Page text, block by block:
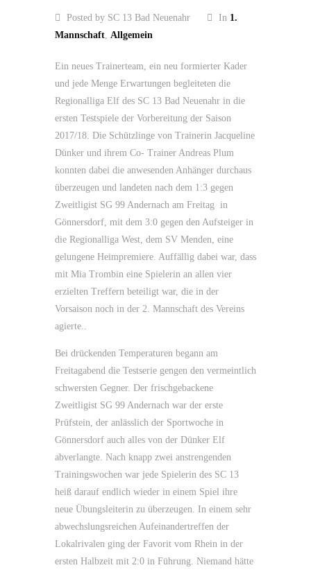
Posted by SC 13 Bad Neuenahr In 1.
Mannschaft, Allgemein
Ein neues Trainerteam, ein neu formierter Kader
und jede Menge Erwartungen begleiteten die
Regionalliga Elf des SC 13 Bad Neuenahr in die
ersten Testspiele der Vorbereitung der Saison
2017/18. Die Schützlinge von Trainerin Jacqueline
Dünker und ihrem Co- Trainer Andreas Plum
konnten dabei die anwesenden Anhänger durchaus
überzeugen und landeten nach dem 1:3 gegen
Zweitligist SG 99 Andernach am Freitag in
Gönnersdorf, mit dem 3:0 gegen den Aufsteiger in
die Regionalliga West, dem SV Menden, eine
gelungene Heimpremiere. Auffällig dabei war, dass
mit Mia Trombin eine Spielerin an allen vier
erzielten Treffern beteiligt war, die in der
Vorsaison noch in der 2. Mannschaft des Vereins
agierte..
Bei drückenden Temperaturen begann am
Freitagabend die Testserie gengen den vermeintlich
schwersten Gegner. Der frischgebackene
Zweitligist SG 99 Andernach war der erste
Prüfstein, der anlässlich der Sportwoche in
Gönnersdorf auch alles von der Dünker Elf
abverlangte. Nach knapp zwei anstrengenden
Trainingswochen war jede Spielerin des SC 13
heiß darauf endlich wieder in einem Spiel ihre
neue Übungsleiterin zu überzeugen. In einem sehr
abwechslungsreichen Aufeinandertreffen der
Lokalrivalen ging der Favorit vom Rhein in der
ersten Halbzeit mit 2:0 in Führung. Niemand hätte